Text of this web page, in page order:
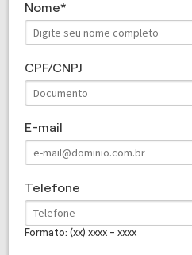
Nome
CPF/CNPJ
E-mail
Telefone
Formato: (xx) xxxx - xxxx